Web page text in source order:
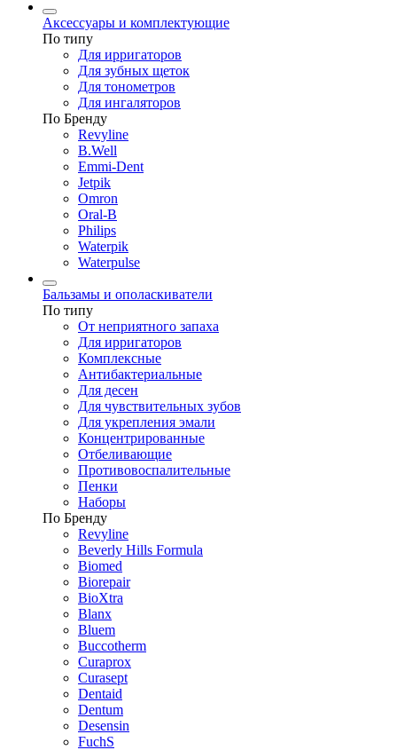
Аксессуары и комплектующие
По типу
Для ирригаторов
Для зубных щеток
Для тонометров
Для ингаляторов
По Бренду
Revyline
B.Well
Emmi-Dent
Jetpik
Omron
Oral-B
Philips
Waterpik
Waterpulse
Бальзамы и ополаскиватели
По типу
От неприятного запаха
Для ирригаторов
Комплексные
Антибактериальные
Для десен
Для чувствительных зубов
Для укрепления эмали
Концентрированные
Отбеливающие
Противовоспалительные
Пенки
Наборы
По Бренду
Revyline
Beverly Hills Formula
Biomed
Biorepair
BioXtra
Blanx
Bluem
Buccotherm
Curaprox
Curasept
Dentaid
Dentum
Desensin
FuchS